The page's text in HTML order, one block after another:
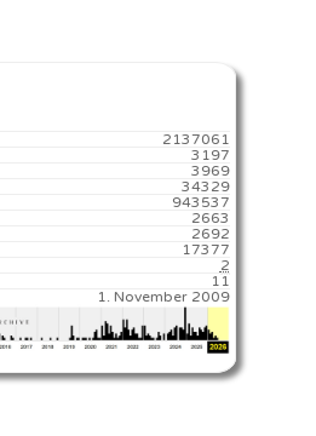
2137061
3197
3969
34329
943537
2663️
2692
17377️
2
11
1. November 2009